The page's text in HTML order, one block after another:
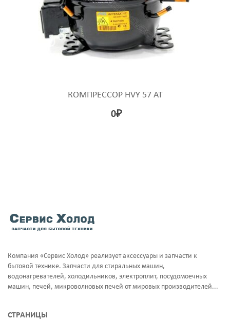
КОМПРЕССОР HVY 57 AT
0₽
Компания «Сервис Холод» реализует аксессуары и запчасти к
бытовой технике. Запчасти для стиральных машин,
водонагревателей, холодильников, электроплит, посудомоечных
машин, печей, микроволновых печей от мировых производителей...
СТРАНИЦЫ